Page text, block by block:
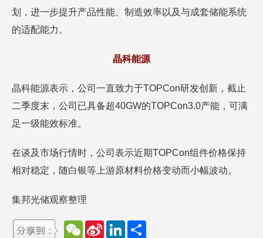
划，进一步提升产品性能、制造效率以及与成套储能系统
的适配能力。
晶科能源
晶科能源表示，公司一直致力于TOPCon研发创新，截止
二季度末，公司已具备超40GW的TOPCon3.0产能，可满
足一级能效标准。
在谈及市场行情时，公司表示近期TOPCon组件价格保持
相对稳定，随白银等上游原材料价格变动而小幅波动。
集邦光储观察整理
W
e
S
L